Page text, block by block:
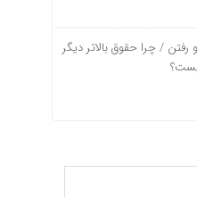
/ چرا حقوق بالاتر دیگر